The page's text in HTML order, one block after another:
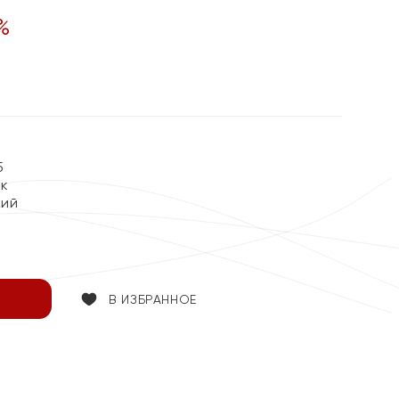
В ИЗБРАННОЕ